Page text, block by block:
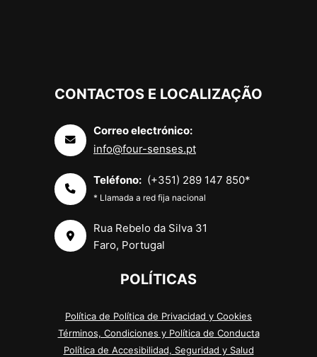
CONTACTOS E LOCALIZAÇÃO
Correo electrónico:
info@four-senses.pt
Teléfono: (+351) 289 147 850*
* Llamada a red fija nacional
Rua Rebelo da Silva 31
Faro, Portugal
POLÍTICAS
Política de Política de Privacidad y Cookies
Términos, Condiciones y Política de Conducta
Política de Accesibilidad, Seguridad y Salud